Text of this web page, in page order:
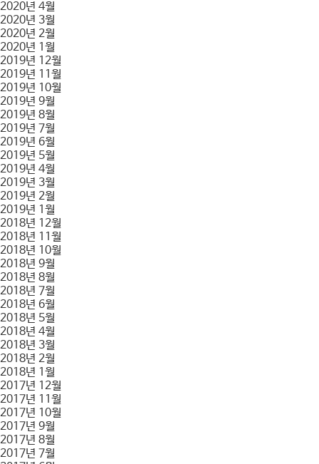
2020년 4월
2020년 3월
2020년 2월
2020년 1월
2019년 12월
2019년 11월
2019년 10월
2019년 9월
2019년 8월
2019년 7월
2019년 6월
2019년 5월
2019년 4월
2019년 3월
2019년 2월
2019년 1월
2018년 12월
2018년 11월
2018년 10월
2018년 9월
2018년 8월
2018년 7월
2018년 6월
2018년 5월
2018년 4월
2018년 3월
2018년 2월
2018년 1월
2017년 12월
2017년 11월
2017년 10월
2017년 9월
2017년 8월
2017년 7월